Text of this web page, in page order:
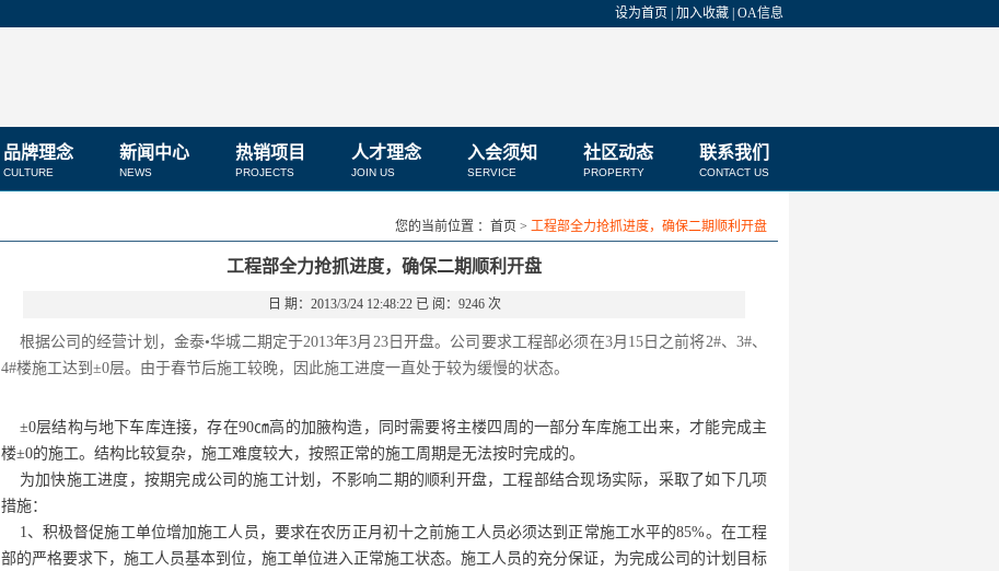
设为首页 加入收藏 OA信息
品牌理念
CULTURE
新闻中心
NEWS
热销项目
PROJECTS
人才理念
JOIN US
入会须知
SERVICE
社区动态
PROPERTY
联系我们
CONTACT US
您的当前位置 ：首页 > 工程部全力抢抓进度，确保二期顺利开盘
工程部全力抢抓进度，确保二期顺利开盘
日 期：2013/3/24 12:48:22 已 阅：9246 次
根据公司的经营计划，金泰•华城二期定于2013年3月23日开盘。公司要求工程部必须在3月15日之前将2#、3#、
4#楼施工达到±0层。由于春节后施工较晚，因此施工进度一直处于较为缓慢的状态。
±0层结构与地下车库连接，存在90㎝高的加腋构造，同时需要将主楼四周的一部分车库施工出来，才能完成主
楼±0的施工。结构比较复杂，施工难度较大，按照正常的施工周期是无法按时完成的。
为加快施工进度，按期完成公司的施工计划，不影响二期的顺利开盘，工程部结合现场实际，采取了如下几项
措施：
1、积极督促施工单位增加施工人员，要求在农历正月初十之前施工人员必须达到正常施工水平的85%。在工程
部的严格要求下，施工人员基本到位，施工单位进入正常施工状态。施工人员的充分保证，为完成公司的计划目标